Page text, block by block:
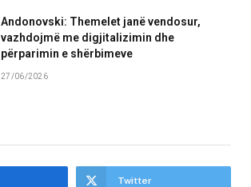
Andonovski: Themelet janë vendosur,
vazhdojmë me digjitalizimin dhe
përparimin e shërbimeve
27/06/2026
Twitter